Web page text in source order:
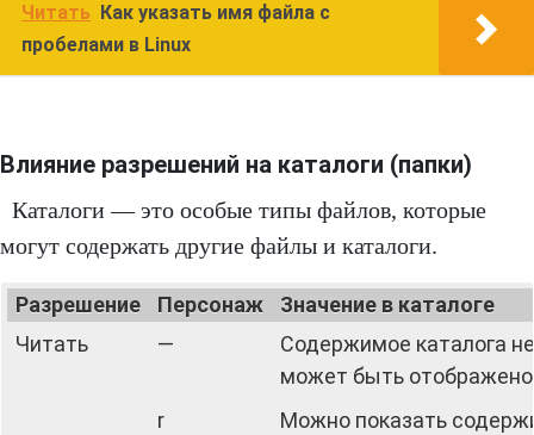
Читать
Как указать имя файла с
пробелами в Linux
Влияние разрешений на каталоги (папки)
Каталоги — это особые типы файлов, которые
могут содержать другие файлы и каталоги.
Разрешение Персонаж
Значение в каталоге
Читать
—
Содержимое каталога не
может быть
r
Можно показать